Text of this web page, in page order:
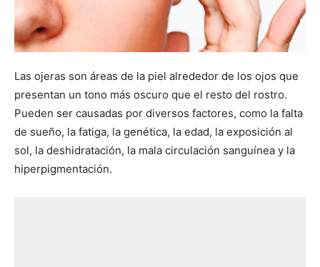
Las ojeras son áreas de la piel alrededor de los ojos que
presentan un tono más oscuro que el resto del rostro.
Pueden ser causadas por diversos factores, como la falta
de sueño, la fatiga, la genética, la edad, la exposición al
sol, la deshidratación, la mala circulación sanguínea y la
hiperpigmentación.